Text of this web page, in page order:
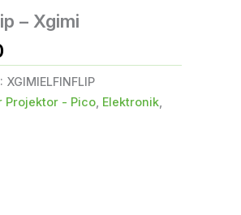
– Xgimi
XGIMIELFINFLIP
Projektor - Pico, Elektronik,